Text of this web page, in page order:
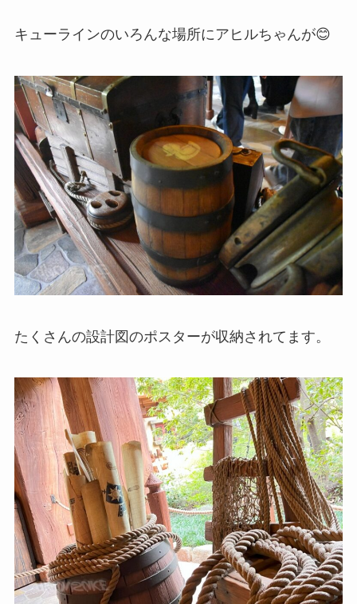
キューラインのいろんな場所にアヒルちゃんが😊
たくさんの設計図のポスターが収納されてます。